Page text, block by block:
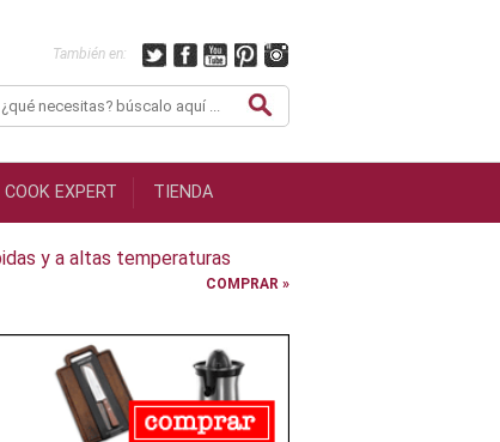
También en:
COOK EXPERT TIENDA
y a altas temperaturas
COMPRAR »